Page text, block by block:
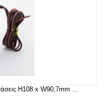
H108 x W90,7mm ...